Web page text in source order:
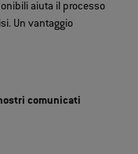
aiuta il processo
Un vantaggio
comunicati